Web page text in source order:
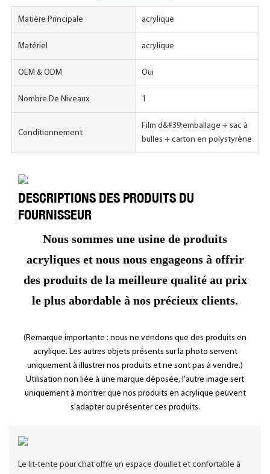
Matière Principale acrylique
Matériel acrylique
OEM & ODM Oui
Nombre De Niveaux 1
Conditionnement
Film d&#39;emballage + sac à
bulles + carton en polystyrène
DESCRIPTIONS DES PRODUITS DU
FOURNISSEUR
Nous sommes une usine de produits
acryliques et nous nous engageons à offrir
des produits de la meilleure qualité au prix
le plus abordable à nos précieux clients.
(Remarque importante : nous ne vendons que des produits en
acrylique. Les autres objets présents sur la photo servent
uniquement à illustrer nos produits et ne sont pas à vendre.)
Utilisation non liée à une marque déposée, l'autre image sert
uniquement à montrer que nos produits en acrylique peuvent
s'adapter ou présenter ces produits.
Le lit-tente pour chat offre un espace douillet et confortable à